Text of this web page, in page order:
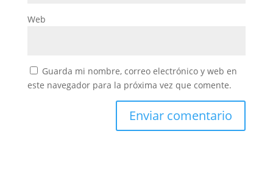
Web
Guarda mi nombre, correo electrónico y web en
este navegador para la próxima vez que comente.